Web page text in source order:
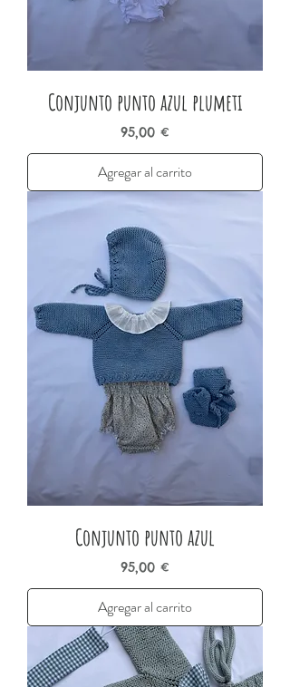
Conjunto punto azul plumeti
Precio
95,00 €
Agregar al carrito
Conjunto punto azul
Precio
95,00 €
Agregar al carrito